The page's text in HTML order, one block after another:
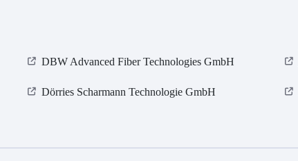
DBW Advanced Fiber Technologies GmbH
Dörries Scharmann Technologie GmbH